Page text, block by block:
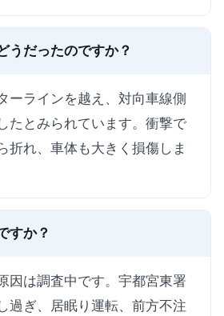
うだったのですか？
ーラインを越え、対向車線側
たとみられています。衝撃で
折れ、車体も大きく損傷しま
すか？
因は調査中です。宇都宮東署
過ぎ、居眠り運転、前方不注